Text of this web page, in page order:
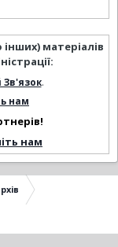
матеріалів
Зв'язок.
нам
нам